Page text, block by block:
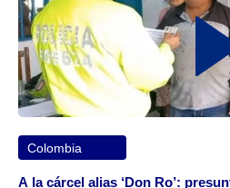
Colombia
A la cárcel alias ‘Don Ro’: